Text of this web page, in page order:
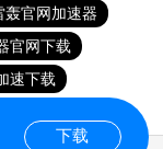
轰官网加速器
官网下载
速下载
下载